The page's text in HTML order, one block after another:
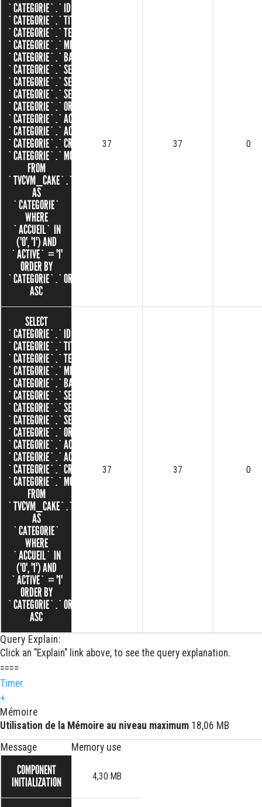
`CATEGORIE`.`ID`,
`CATEGORIE`.`TITRE`,
`CATEGORIE`.`TEXTE`,
`CATEGORIE`.`MINIATURE`,
`CATEGORIE`.`BANNIERE`,
`CATEGORIE`.`SEO_SLUG`,
`CATEGORIE`.`SEO_TITLE`,
`CATEGORIE`.`SEO_DESCRIPTION`,
`CATEGORIE`.`ORDRE`,
`CATEGORIE`.`ACCUEIL`,
`CATEGORIE`.`ACTIVE`,
`CATEGORIE`.`CREATED`,
`CATEGORIE`.`MODIFIED`
FROM
`TVCVM_CAKE`.`CATEGORIES`
AS
`CATEGORIE`
WHERE
`ACCUEIL` IN
('0', '1') AND
`ACTIVE` = '1'
ORDER BY
`CATEGORIE`.`ORDRE`
ASC
37 37 0
SELECT
`CATEGORIE`.`ID`,
`CATEGORIE`.`TITRE`,
`CATEGORIE`.`TEXTE`,
`CATEGORIE`.`MINIATURE`,
`CATEGORIE`.`BANNIERE`,
`CATEGORIE`.`SEO_SLUG`,
`CATEGORIE`.`SEO_TITLE`,
`CATEGORIE`.`SEO_DESCRIPTION`,
`CATEGORIE`.`ORDRE`,
`CATEGORIE`.`ACCUEIL`,
`CATEGORIE`.`ACTIVE`,
`CATEGORIE`.`CREATED`,
`CATEGORIE`.`MODIFIED`
FROM
`TVCVM_CAKE`.`CATEGORIES`
AS
`CATEGORIE`
WHERE
`ACCUEIL` IN
('0', '1') AND
`ACTIVE` = '1'
ORDER BY
`CATEGORIE`.`ORDRE`
ASC
37 37 0
Query Explain:
Click an "Explain" link above, to see the query explanation.
====
Timer
+
Mémoire
Utilisation de la Mémoire au niveau maximum 18,06 MB
Message
Memory use
COMPONENT
INITIALIZATION
4,30 MB